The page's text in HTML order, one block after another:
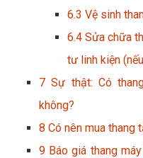
6.3 Vệ sinh
6.4 Sửa chữa
tư linh kiện
7 Sự thật: Có
không?
8 Có nên mua
9 Báo giá thang